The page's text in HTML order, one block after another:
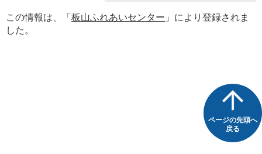
この情報は、「 板山ふれあいセンター 」により登録されま
した。
ページの先頭へ
戻る